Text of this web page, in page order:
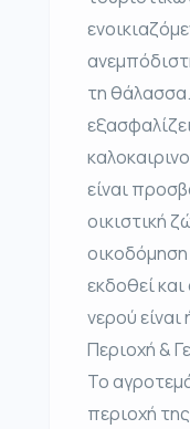
τη
είναι
οικιστική
οικοδόμηση
εκδοθεί
νερού
Περιοχή &
Το
περιοχή